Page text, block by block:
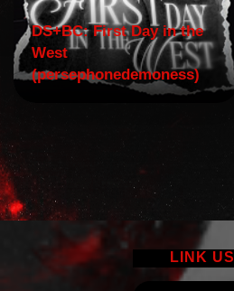
DS+BC: First Day in the
West
(persephonedemoness)
LINK US